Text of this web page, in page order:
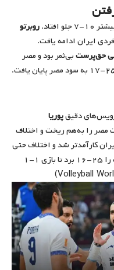
روبرتو
ایران ادامه یافت.
حق‌پرستبی‌ثمر بود و مصر
کنترل بازی را حفظ کرد. این ست با نتیجه ۲۵-۱۷ به سود مصر پایان یافت.
دقیقپوریا
مصر را به‌هم ریخت و اختلاف
تور ایران کارآمدتر شد و اختلاف حتی
تا ۱۰ امتیاز افزایش یافت. ایران این ست را ۲۵-۱۶ برد تا بازی ۱-۱
Volleyball
)